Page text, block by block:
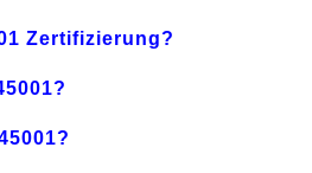
Zertifizierung?